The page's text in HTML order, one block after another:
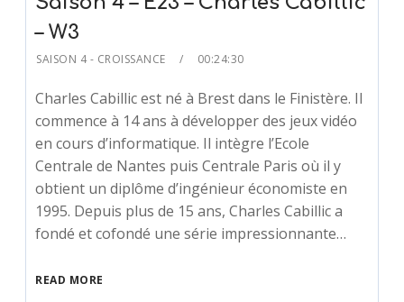
– W3
SAISON 4 - CROISSANCE 00:24:30
Charles Cabillic est né à Brest dans le Finistère. Il
commence à 14 ans à développer des jeux vidéo
en cours d’informatique. Il intègre l’Ecole
Centrale de Nantes puis Centrale Paris où il y
obtient un diplôme d’ingénieur économiste en
1995. Depuis plus de 15 ans, Charles Cabillic a
fondé et cofondé une série impressionnante…
READ MORE